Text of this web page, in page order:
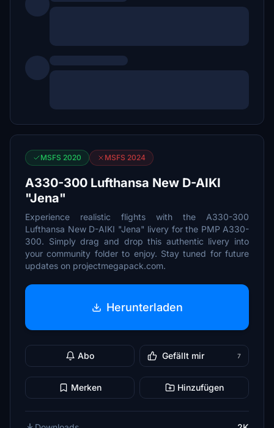
MSFS 2020 MSFS 2024
A330-300 Lufthansa New D-AIKI
"Jena"
Experience realistic flights with the A330-300
Lufthansa New D-AIKI "Jena" livery for the PMP A330-
300. Simply drag and drop this authentic livery into
your community folder to enjoy. Stay tuned for future
updates on projectmegapack.com.
Herunterladen
Abo Gefällt mir 7
Merken Hinzufügen